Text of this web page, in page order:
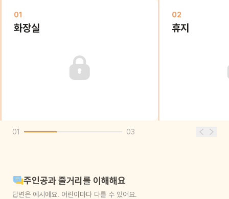
01
화장실
02
휴지
01 03
주인공과 줄거리를 이해해요
답변은 예시에요. 어린이마다 다를 수 있어요.